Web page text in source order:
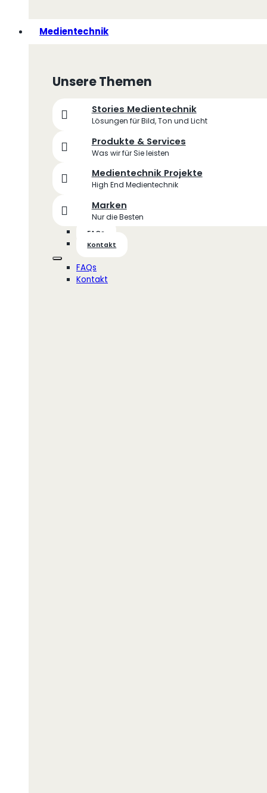
Medientechnik
Unsere Themen
Stories Medientechnik
Lösungen für Bild, Ton und Licht
Produkte & Services
Was wir für Sie leisten
Medientechnik Projekte
High End Medientechnik
Marken
Nur die Besten
FAQs
Kontakt
FAQs
Kontakt